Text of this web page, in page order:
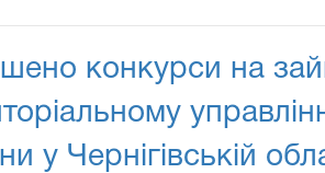
конкурси на
у Чернігівській